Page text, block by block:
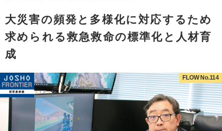
大災害の頻発と多様化に対応するため
求められる救急救命の標準化と人材育
成
FLOW No.114